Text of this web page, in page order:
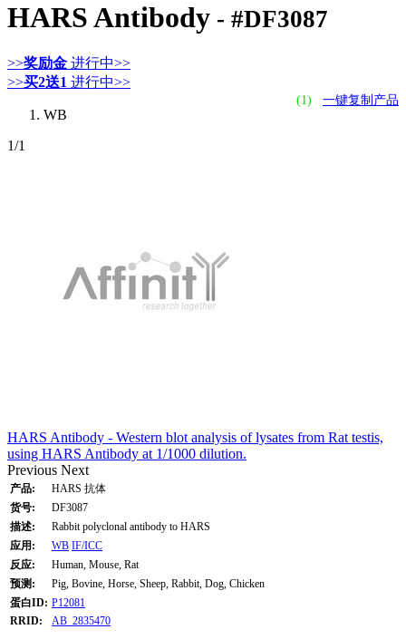
HARS Antibody - #DF3087
>>奖励金 进行中>>
>>买2送1 进行中>>
(1) 一键复制产品
WB
1/1
HARS Antibody - Western blot analysis of lysates from Rat testis,
using HARS Antibody at 1/1000 dilution.
Previous Next
产品:
HARS 抗体
货号:
DF3087
描述:
Rabbit polyclonal antibody to HARS
应用:
WB IF/ICC
反应:
Human, Mouse, Rat
预测:
Pig, Bovine, Horse, Sheep, Rabbit, Dog, Chicken
蛋白ID: P12081
RRID:
AB_2835470